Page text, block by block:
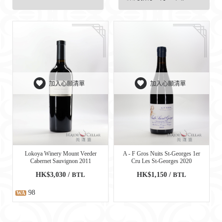
加入心願清單
Lokoya Winery Mount Veeder
Cabernet Sauvignon 2011
HK$3,030 / BTL
WA 98
加入心願清單
A - F Gros Nuits St-Georges 1er
Cru Les St-Georges 2020
HK$1,150 / BTL